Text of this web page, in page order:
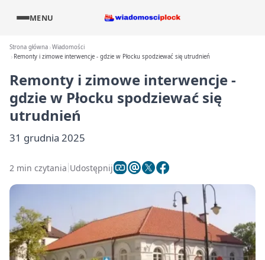
MENU
Strona główna Wiadomości
Remonty i zimowe interwencje - gdzie w Płocku spodziewać się utrudnień
Remonty i zimowe interwencje -
gdzie w Płocku spodziewać się
utrudnień
31 grudnia 2025
2 min czytania Udostępnij